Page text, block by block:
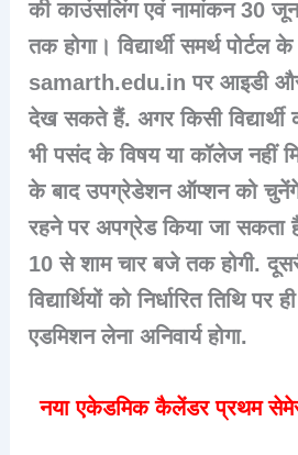
की काउंसलिंग एवं नामांकन 30
तक होगा। विद्यार्थी समर्थ
samarth.edu.in पर आइडी और
देख सकते हैं. अगर किसी विद्यार्थी
भी पसंद के विषय या कॉलेज नहीं
के बाद उपग्रेडेशन ऑप्शन को चुनेंगे
रहने पर अपग्रेड किया जा सकता
10 से शाम चार बजे तक होगी.
विद्यार्थियों को निर्धारित तिथि
एडमिशन लेना अनिवार्य होगा.
नया एकेडमिक कैलेंडर प्रथम